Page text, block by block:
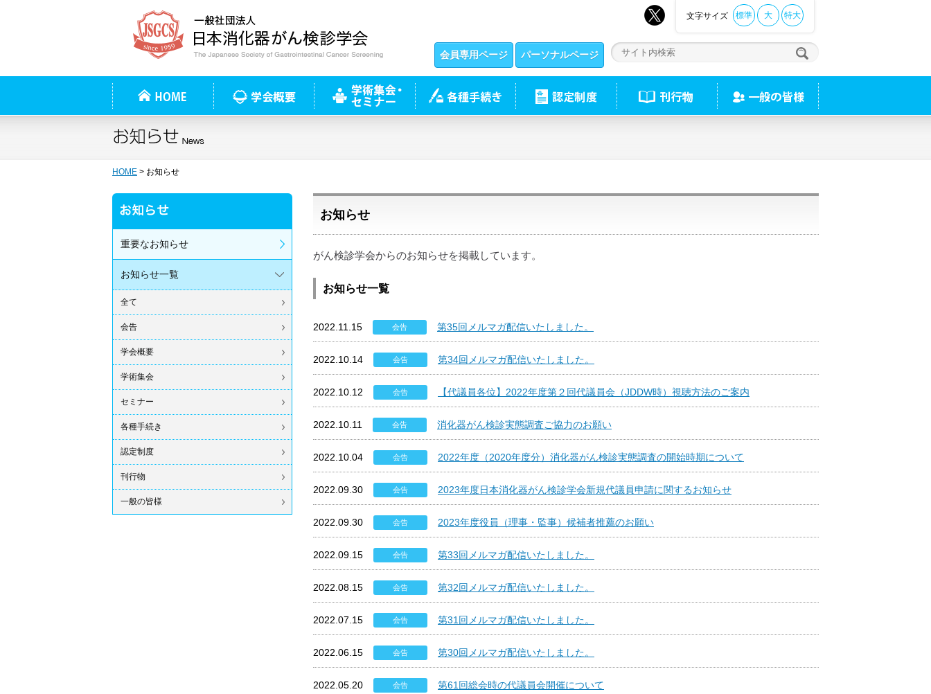
特大
大
標準
文字サイズ
会員専用ページ パーソナルページ
HOME > お知らせ
お知らせ
がん検診学会からのお知らせを掲載しています。
お知らせ一覧
2022.11.15 会告 第35回メルマガ配信いたしました。
2022.10.14 会告 第34回メルマガ配信いたしました。
2022.10.12 会告 【代議員各位】2022年度第２回代議員会（JDDW時）視聴方法のご案内
2022.10.11 会告 消化器がん検診実態調査ご協力のお願い
2022.10.04 会告 2022年度（2020年度分）消化器がん検診実態調査の開始時期について
2022.09.30 会告 2023年度日本消化器がん検診学会新規代議員申請に関するお知らせ
2022.09.30 会告 2023年度役員（理事・監事）候補者推薦のお願い
2022.09.15 会告 第33回メルマガ配信いたしました。
2022.08.15 会告 第32回メルマガ配信いたしました。
2022.07.15 会告 第31回メルマガ配信いたしました。
2022.06.15 会告 第30回メルマガ配信いたしました。
2022.05.20 会告 第61回総会時の代議員会開催について
重要なお知らせ
お知らせ一覧
全て
会告
学会概要
学術集会
セミナー
各種手続き
認定制度
刊行物
一般の皆様